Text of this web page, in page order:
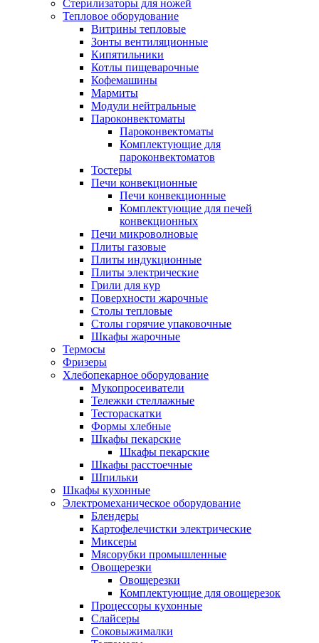
Стерилизаторы для ножей
Тепловое оборудование
Витрины тепловые
Зонты вентиляционные
Кипятильники
Котлы пищеварочные
Кофемашины
Мармиты
Модули нейтральные
Пароконвектоматы
Пароконвектоматы
Комплектующие для
пароконвектоматов
Тостеры
Печи конвекционные
Печи конвекционные
Комплектующие для печей
конвекционных
Печи микроволновые
Плиты газовые
Плиты индукционные
Плиты электрические
Грили для кур
Поверхности жарочные
Столы тепловые
Столы горячие упаковочные
Шкафы жарочные
Термосы
Фризеры
Хлебопекарное оборудование
Мукопросеиватели
Тележки стеллажные
Тестораскатки
Формы хлебные
Шкафы пекарские
Шкафы пекарские
Шкафы расстоечные
Шпильки
Шкафы кухонные
Электромеханическое оборудование
Блендеры
Картофелечистки электрические
Миксеры
Мясорубки промышленные
Овощерезки
Овощерезки
Комплектующие для овощерезок
Процессоры кухонные
Слайсеры
Соковыжималки